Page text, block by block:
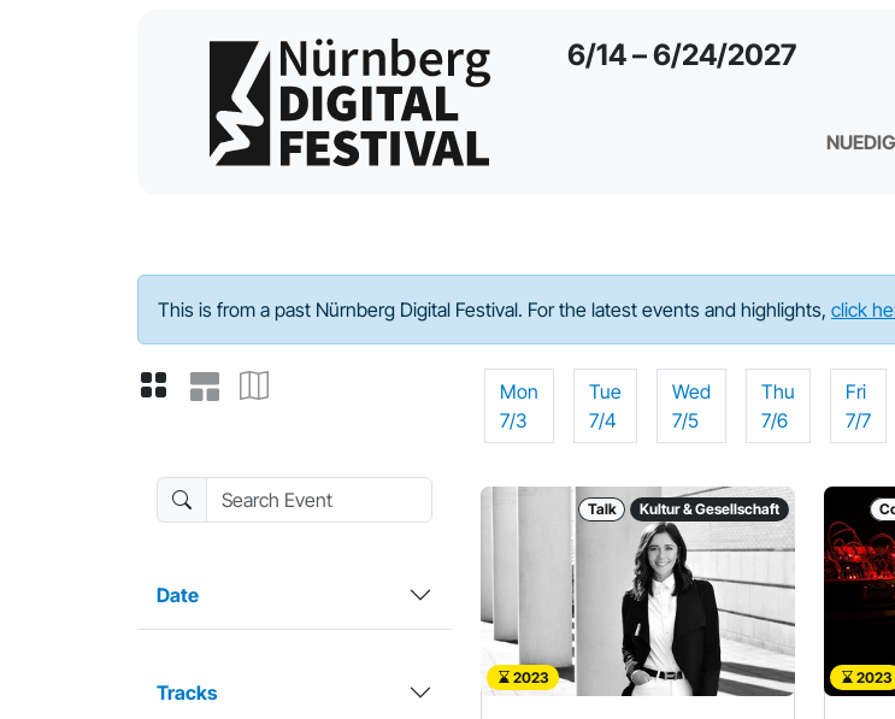
6/14 – 6/24/2027
Program - 2023
This is from a past Nürnberg Digital Festival. For the latest events and highlights, click
Search Event
Date
Tracks
Mon
7/3
Tue
7/4
Wed
7/5
Thu
7/6
Fri
7/7
Talk Kultur & Gesellschaft
2023 2023